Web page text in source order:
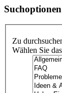
Suchoptionen
Zu
Wählen Sie